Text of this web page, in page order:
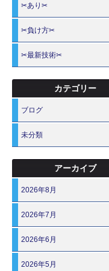
✂あり✂
✂負け方✂
✂最新技術✂
カテゴリー
ブログ
未分類
アーカイブ
2026年8月
2026年7月
2026年6月
2026年5月